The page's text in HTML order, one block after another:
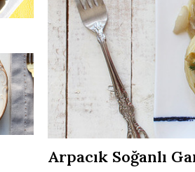
Arpacık Soğanlı